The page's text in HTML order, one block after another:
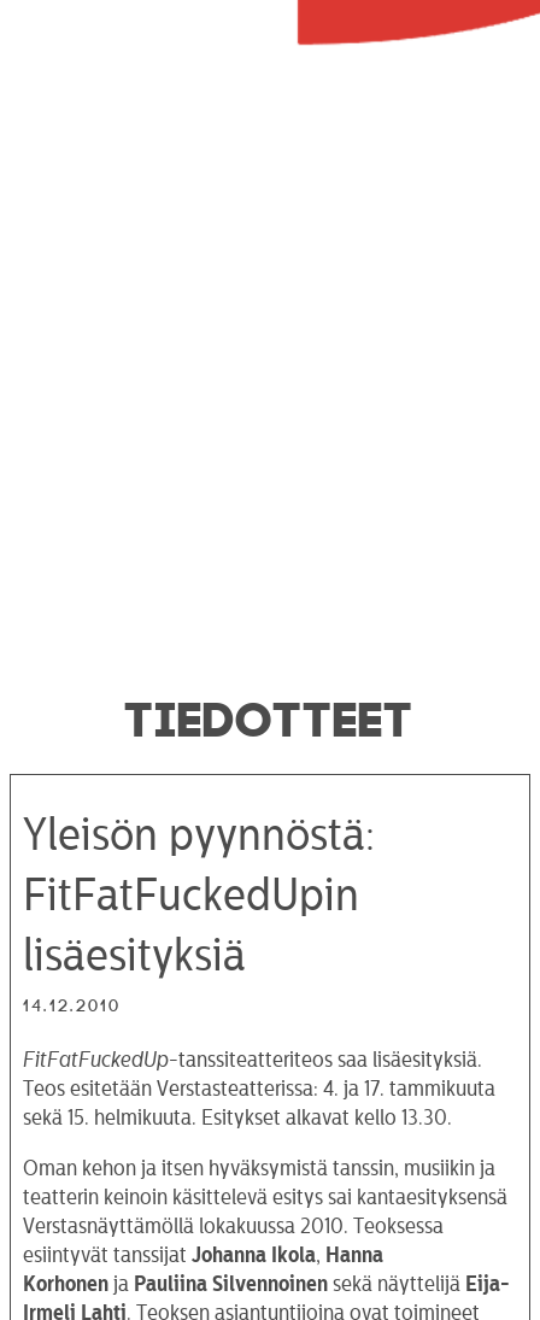
TIEDOTTEET
Yleisön pyynnöstä:
FitFatFuckedUpin
lisäesityksiä
14.12.2010
FitFatFuckedUp-tanssiteatteriteos saa lisäesityksiä.
Teos esitetään Verstasteatterissa: 4. ja 17. tammikuuta
sekä 15. helmikuuta. Esitykset alkavat kello 13.30.
Oman kehon ja itsen hyväksymistä tanssin, musiikin ja
teatterin keinoin käsittelevä esitys sai kantaesityksensä
Verstasnäyttämöllä lokakuussa 2010. Teoksessa
esiintyvät tanssijat Johanna Ikola, Hanna
Korhonen ja Pauliina Silvennoinen sekä näyttelijä Eija-
Irmeli Lahti. Teoksen asiantuntijoina ovat toimineet